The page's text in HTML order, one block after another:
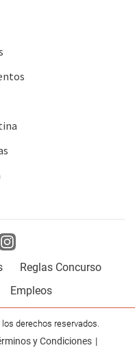
Reglas Concurso
Empleos
derechos reservados.
y Condiciones